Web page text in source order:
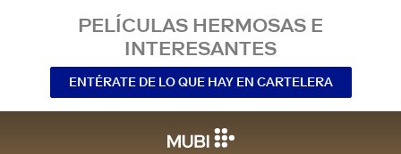
PELÍCULAS HERMOSAS E
INTERESANTES
ENTÉRATE DE LO QUE HAY EN CARTELERA